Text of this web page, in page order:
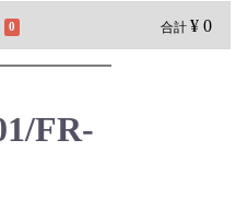
0 合計 ¥ 0
FR-